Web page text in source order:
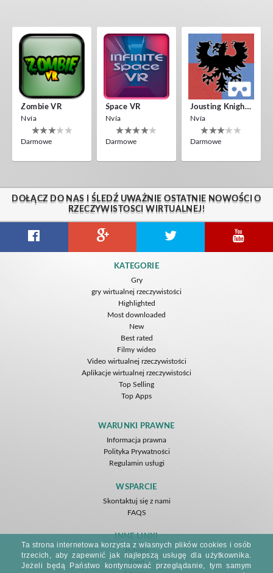
Zombie VR
Nvía
Darmowe
Space VR
Nvía
Darmowe
Jousting Knights VR
Nvía
Darmowe
DOŁĄCZ DO NAS I ŚLEDŹ UWAŻNIE OSTATNIE NOWOŚCI O
RZECZYWISTOSCI WIRTUALNEJ!
KATEGORIE
Gry
gry wirtualnej rzeczywistości
Highlighted
Most downloaded
New
Best rated
Filmy wideo
Video wirtualnej rzeczywistości
Aplikacje wirtualnej rzeczywistości
Top Selling
Top Apps
WARUNKI PRAWNE
Informacja prawna
Polityka Prywatności
Regulamin usługi
WSPARCIE
Skontaktuj się z nami
FAQS
Ta strona internetowa korzysta z własnych plików cookies i osób
trzecich, aby zapewnić jak najlepszą usługę dla użytkownika.
Jeżeli będą Państwo kontynuować przeglądanie, tym samym